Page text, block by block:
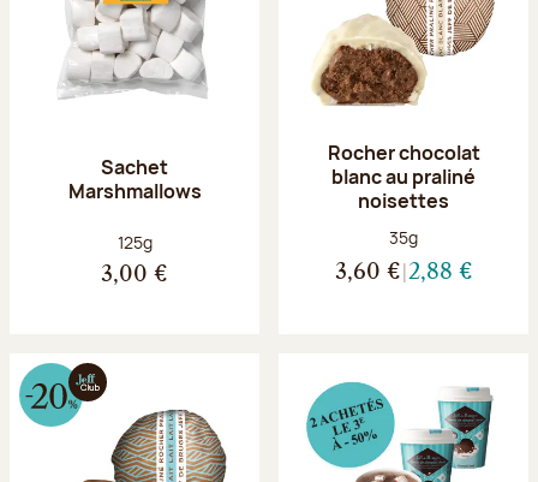
Sachet
Marshmallows
Poids net :
125g
3,00 €
Rocher chocolat
blanc au praliné
noisettes
Poids net :
35g
3,60 € 2,88 €